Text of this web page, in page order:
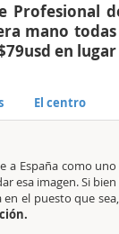
Profesional
mano
en lugar
El centro
a España como
esa imagen. Si
el puesto que